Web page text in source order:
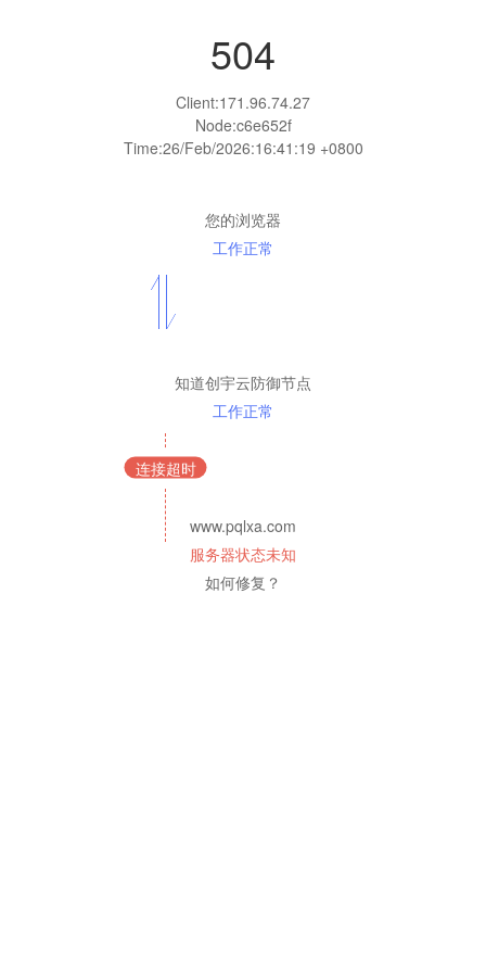
504
Client:171.96.74.27
Node:c6e652f
Time:26/Feb/2026:16:41:19 +0800
您的浏览器
工作正常
知道创宇云防御节点
工作正常
连接超时
www.pqlxa.com
服务器状态未知
如何修复？